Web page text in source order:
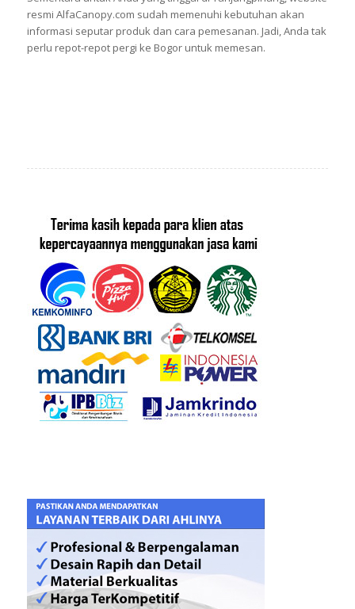
resmi AlfaCanopy.com sudah memenuhi kebutuhan akan
informasi seputar produk dan cara pemesanan. Jadi, Anda tak
perlu repot-repot pergi ke Bogor untuk memesan.